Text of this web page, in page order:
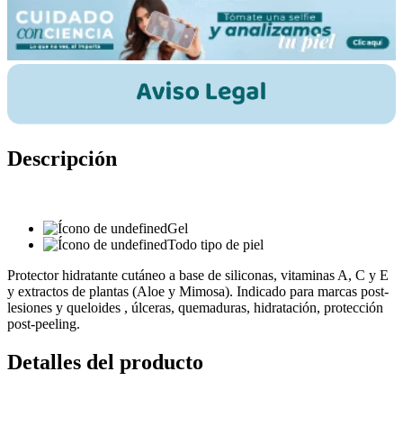
Descripción
Gel
Todo tipo de piel
Protector hidratante cutáneo a base de siliconas, vitaminas A, C y E
y extractos de plantas (Aloe y Mimosa). Indicado para marcas post-
lesiones y queloides , úlceras, quemaduras, hidratación, protección
post-peeling.
Detalles del producto